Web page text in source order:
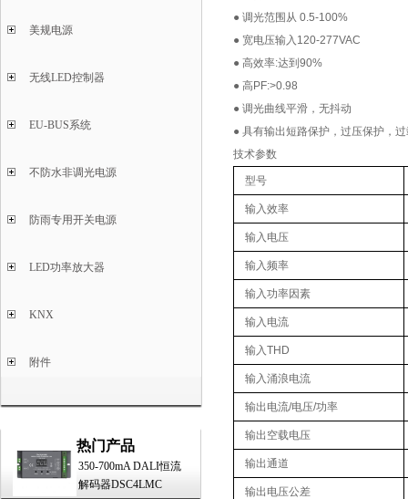
美规电源
无线LED控制器
EU-BUS系统
不防水非调光电源
防雨专用开关电源
LED功率放大器
KNX
附件
热门产品
350-700mA DALI恒流
解码器DSC4LMC
● 调光范围从 0.5-100%
● 宽电压输入120-277VAC
● 高效率:达到90%
● 高PF:>0.98
● 调光曲线平滑，无抖动
● 具有输出短路保护，过压保护，
技术参数
型号
输入效率
输入电压
输入频率
输入功率因素
输入电流
输入THD
输入涌浪电流
输出电流/电压/功率
输出空载电压
输出通道
输出电压公差